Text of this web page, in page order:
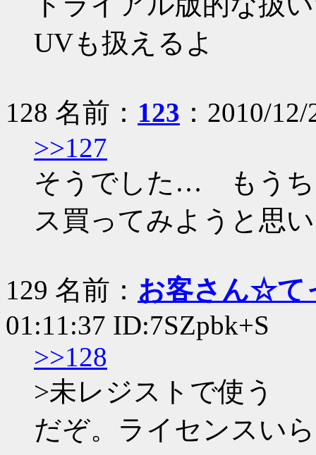
UVも扱えるよ
128 名前： 123 ：2010/
>>127
そうでした… もうち
ス買ってみようと思
129 名前： お客さん☆て
01:11:37 ID:7SZpbk+S
>>128
>未レジストで使う
だぞ。ライセンスい